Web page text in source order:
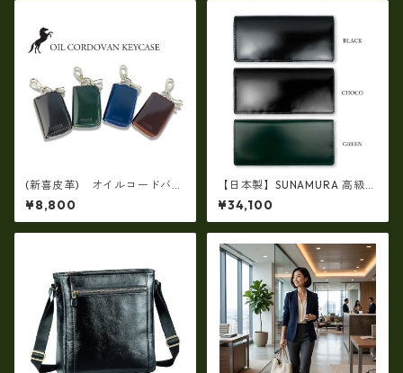
(新喜皮革) オイルコードバン
製 スマートキーミニケー
ス 日本製 tt-0424
¥8,800
【日本製】SUNAMURA 高級レ
ザー コードバン 長財布（札入
れ二つ折り） ly-1000
¥34,100